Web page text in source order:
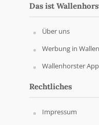
Das ist
Über uns
Werbung in
Wallenhorster App
Rechtliches
Impressum